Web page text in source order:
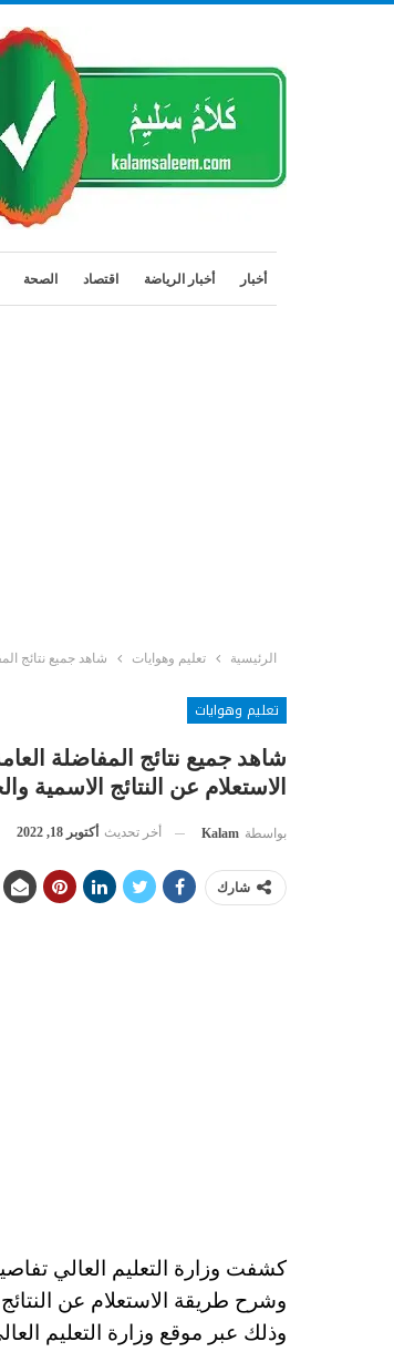
أخبار أخبار الرياضة اقتصاد الصحة
الرئيسية تعليم وهوايات شاهد جميع نتائج المفاضلة العامة للبكالوريا
تعليم وهوايات
الاستعلام عن النتائج الاسمية
بواسطة Kalam أخر تحديث أكتوبر 18, 2022
شارك
وشرح طريقة الاستعلام عن النتائج
وذلك عبر موقع وزارة التعليم